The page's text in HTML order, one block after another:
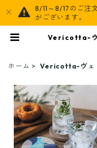
8/11～8/17のご注
がございます。
Vericotta-ヴ
ホーム Vericotta-ヴェ